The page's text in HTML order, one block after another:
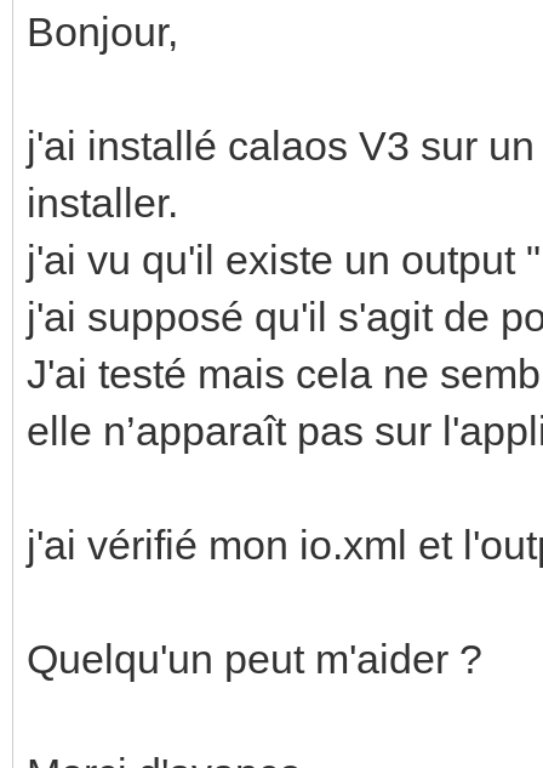
Bonjour,
j'ai installé calaos V3 sur
installer.
j'ai vu qu'il existe un output
j'ai supposé qu'il s'agit de
J'ai testé mais cela ne
elle n’apparaît pas sur
j'ai vérifié mon io.xml et
Quelqu'un peut m'aider ?